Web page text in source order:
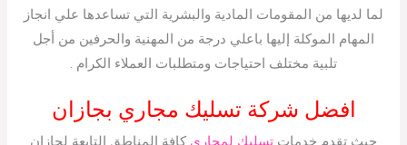
لما لديها من المقومات المادية والبشرية التي تساعدها علي انجاز
المهام الموكلة إليها باعلي درجة من المهنية والحرفين من أجل
تلبية مختلف احتياجات ومتطلبات العملاء الكرام .
افضل شركة تسليك مجاري بجازان
حيث تقدم خدمات تسليك لمجاري كافة المناطق التابعة لجازان